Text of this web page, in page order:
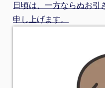
日頃は、一方ならぬお引
申し上げます。